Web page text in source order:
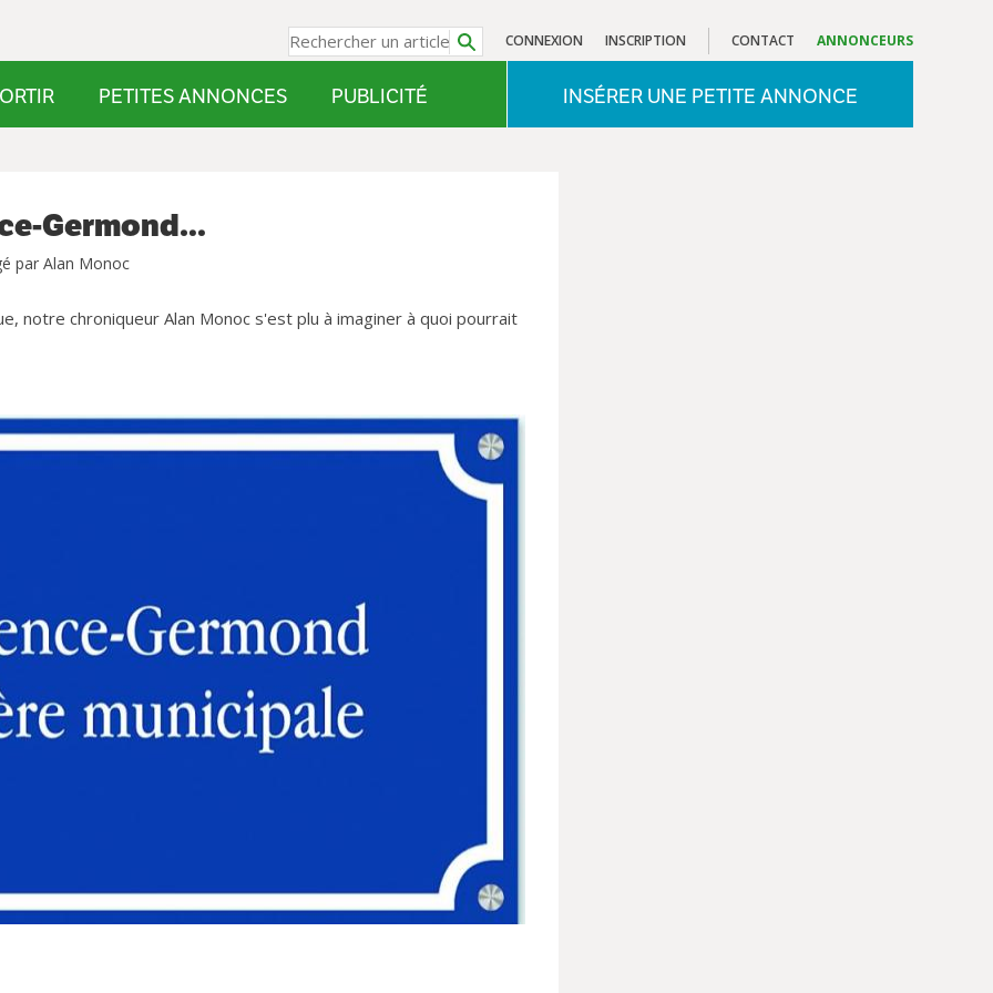
CONTACT ANNONCEURS
CONNEXION INSCRIPTION
PETITES ANNONCES PUBLICITÉ INSÉRER UNE PETITE ANNONCE
Germond…
par Alan Monoc
notre chroniqueur Alan Monoc s'est plu à imaginer à quoi pourrait